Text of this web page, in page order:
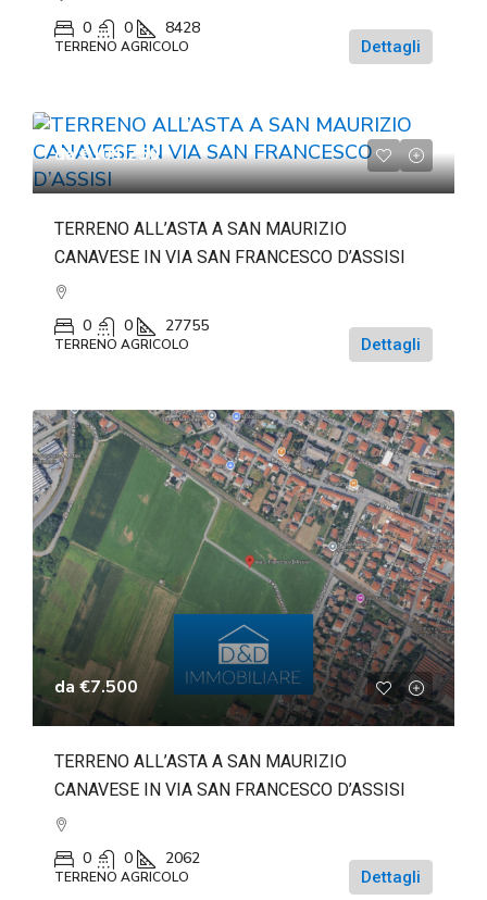
0 0 8428
TERRENO AGRICOLO Dettagli
da€101.250
TERRENO ALL’ASTA A SAN MAURIZIO
CANAVESE IN VIA SAN FRANCESCO D’ASSISI
0 0 27755
TERRENO AGRICOLO Dettagli
da €7.500
TERRENO ALL’ASTA A SAN MAURIZIO
CANAVESE IN VIA SAN FRANCESCO D’ASSISI
0 0 2062
TERRENO AGRICOLO Dettagli